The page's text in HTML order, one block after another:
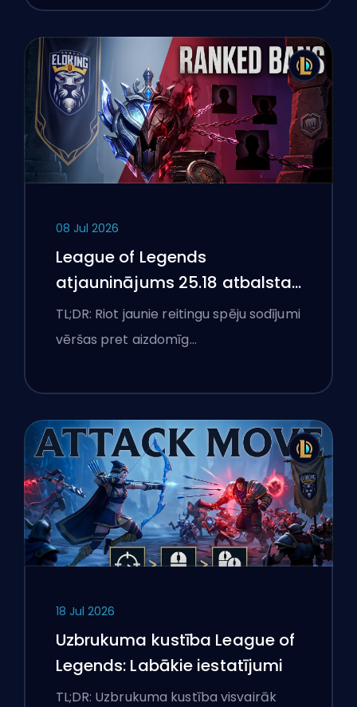
08 Jul 2026
League of Legends
atjauninājums 25.18 atbalsta
aizliegumus un boostēšanas
karogus
TL;DR: Riot jaunie reitingu spēju sodījumi
vēršas pret aizdomīg…
18 Jul 2026
Uzbrukuma kustība League of
Legends: Labākie iestatījumi
TL;DR: Uzbrukuma kustība visvairāk